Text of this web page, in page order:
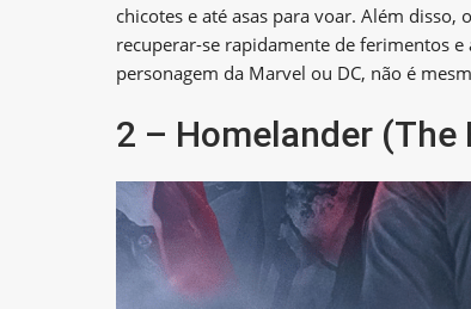
chicotes e até asas para voar. Além
recuperar-se rapidamente de ferimentos
personagem da Marvel ou DC, não é
2 – Homelander (The